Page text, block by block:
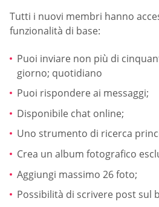
Tutti i nuovi membri hanno
funzionalità di base:
Puoi inviare non più di
giorno; quotidiano
Puoi rispondere ai messaggi;
Disponibile chat online;
Uno strumento di ricerca
Crea un album fotografico
Aggiungi massimo 26 foto;
Possibilità di scrivere post sul